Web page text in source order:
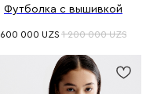
Футболка с вышивкой
600 000 UZS 1 200 000 UZS